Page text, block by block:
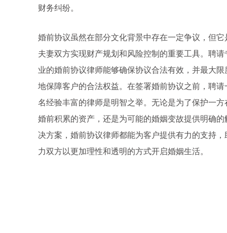
财务纠纷。
婚前协议虽然在部分文化背景中存在一定争议，但它
夫妻双方实现财产规划和风险控制的重要工具。聘请
业的婚前协议律师能够确保协议合法有效，并最大限
地保障客户的合法权益。在签署婚前协议之前，聘请
名经验丰富的律师是明智之举。无论是为了保护一方
婚前积累的资产，还是为可能的婚姻变故提供明确的
决方案，婚前协议律师都能为客户提供有力的支持，
力双方以更加理性和透明的方式开启婚姻生活。